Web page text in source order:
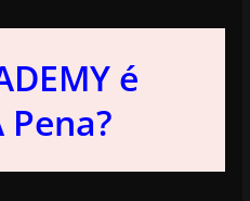
é
Pena?